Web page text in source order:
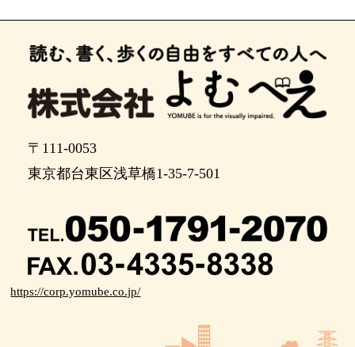
〒111-0053
東京都台東区浅草橋1-35-7-501
https://corp.yomube.co.jp/